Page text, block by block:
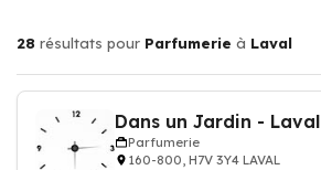
28 résultats pour Parfumerie à Laval
Dans un Jardin - Laval
Parfumerie
160-800, H7V 3Y4 LAVAL